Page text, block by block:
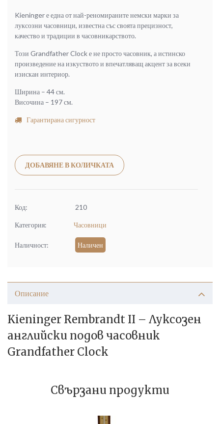
Kieninger е една от най-реномираните немски марки за
луксозни часовници, известна със своята прецизност,
качество и традиции в часовникарството.
Този Grandfather Clock е не просто часовник, а истинско
произведение на изкуството и впечатляващ акцент за всеки
изискан интериор.
Ширина – 44 см.
Височина – 197 см.
Гарантирана сигурност
ДОБАВЯНЕ В КОЛИЧКАТА
Код: 210
Категория: Часовници
Наличност: Наличен
Описание
Kieninger Rembrandt II – Луксозен
английски подов часовник
Grandfather Clock
Свързани продукти